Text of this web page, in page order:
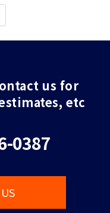
us for
etc
0387